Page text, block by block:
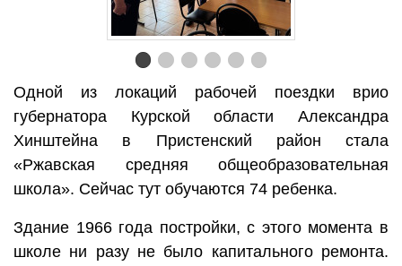
Одной из локаций рабочей поездки врио
губернатора Курской области Александра
Хинштейна в Пристенский район стала
«Ржавская средняя общеобразовательная
школа». Сейчас тут обучаются 74 ребенка.
Здание 1966 года постройки, с этого момента в
школе ни разу не было капитального ремонта.